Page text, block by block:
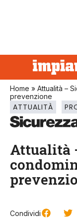
Home » Attualità –
prevenzione
ATTUALITÀ
Attualità
Condividi